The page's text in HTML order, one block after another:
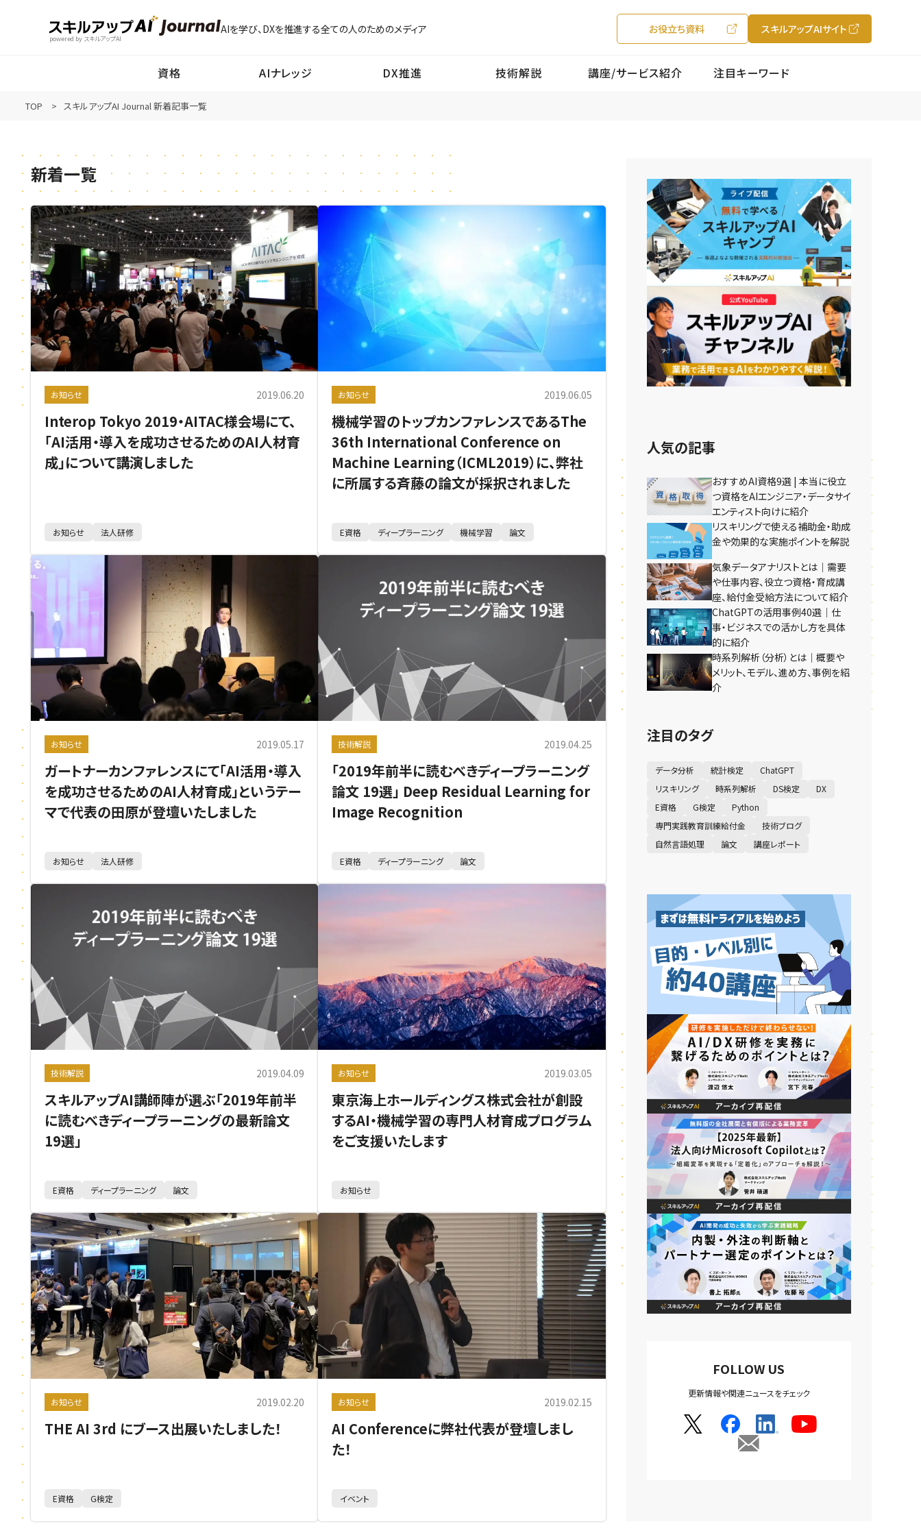
powered by スキルアップAI
AIを学び、DXを推進する全ての人のためのメディア お役立ち資料 スキルアップAIサイト
資格 AIナレッジ DX推進 技術解説 講座/サービス紹介 注目キーワード
TOP スキルアップAI Journal 新着記事一覧
新着一覧
お知らせ 2019.06.20
Interop Tokyo 2019・AITAC様会場にて、
「AI活用・導入を成功させるためのAI人材育
成」について講演しました
お知らせ 法人研修
お知らせ 2019.06.05
機械学習のトップカンファレンスであるThe
36th International Conference on
Machine Learning（ICML2019）に、弊社
に所属する斉藤の論文が採択されました
E資格 ディープラーニング 機械学習 論文
お知らせ 2019.05.17
ガートナーカンファレンスにて「AI活用・導入
を成功させるためのAI人材育成」というテー
マで代表の田原が登壇いたしました
お知らせ 法人研修
技術解説 2019.04.25
「2019年前半に読むべきディープラーニング
論文 19選」 Deep Residual Learning for
Image Recognition
E資格 ディープラーニング 論文
技術解説 2019.04.09
スキルアップAI講師陣が選ぶ「2019年前半
に読むべきディープラーニングの最新論文
19選」
E資格 ディープラーニング 論文
お知らせ 2019.03.05
東京海上ホールディングス株式会社が創設
するAI・機械学習の専門人材育成プログラム
をご支援いたします
お知らせ
お知らせ 2019.02.20
THE AI 3rd にブース出展いたしました！
E資格 G検定
お知らせ 2019.02.15
AI Conferenceに弊社代表が登壇しまし
た！
イベント
人気の記事
おすすめAI資格9選 | 本当に役立
つ資格をAIエンジニア・データサイ
エンティスト向けに紹介
リスキリングで使える補助金・助成
金や効果的な実施ポイントを解説
気象データアナリストとは｜需要
や仕事内容、役立つ資格・育成講
座、給付金受給方法について紹介
ChatGPTの活用事例40選｜仕
事・ビジネスでの活かし方を具体
的に紹介
時系列解析（分析）とは｜概要や
メリット、モデル、進め方、事例を紹
介
注目のタグ
データ分析 統計検定
ChatGPT
リスキリング
時系列解析 DS検定
DX
E資格
G検定
Python
専門実践教育訓練給付金
技術ブログ
自然言語処理
論文 講座レポート
FOLLOW US
更新情報や関連ニュースをチェック